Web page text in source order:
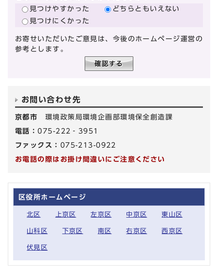
見つけやすかった
どちらともいえない
見つけにくかった
お寄せいただいたご意見は、今後のホームページ運営の
参考とします。
お問い合わせ先
京都市 環境政策局環境企画部環境保全創造課
電話：075-222‐3951
ファックス： 075-213-0922
お電話の際はお掛け間違いにご注意ください
区役所ホームページ
北区 上京区 左京区 中京区 東山区
山科区 下京区 南区 右京区 西京区
伏見区